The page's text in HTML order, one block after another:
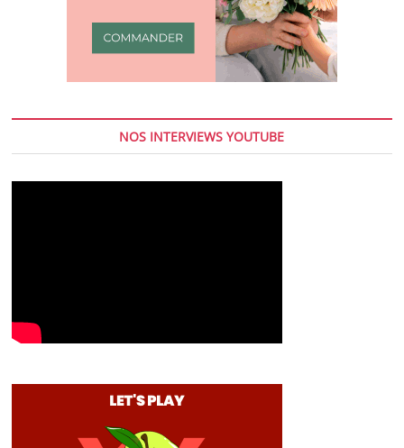
NOS INTERVIEWS YOUTUBE